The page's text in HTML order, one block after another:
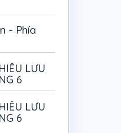
- Phía
LƯU
6
LƯU
6